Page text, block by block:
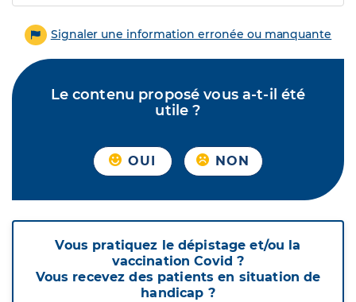
Signaler une information erronée ou manquante
Le contenu proposé vous a-t-il été
utile ?
OUI NON
Vous pratiquez le dépistage et/ou la
vaccination Covid ?
Vous recevez des patients en situation de
handicap ?